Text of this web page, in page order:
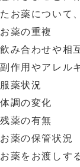
たお薬について
お薬の重複
飲み合わせや相
副作用やアレル
服薬状況
体調の変化
残薬の有無
お薬の保管状況
お薬をお渡しす